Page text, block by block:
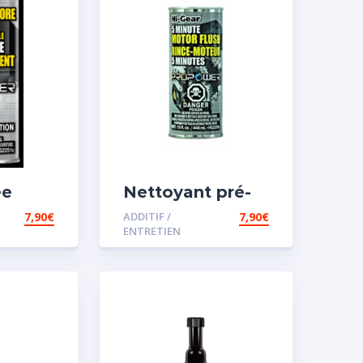
7,90€
Nettoyant pré-
vidange
ADDITIF /
ENTRETIEN
7,90€